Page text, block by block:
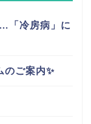
「冷房病」に
のご案内✨